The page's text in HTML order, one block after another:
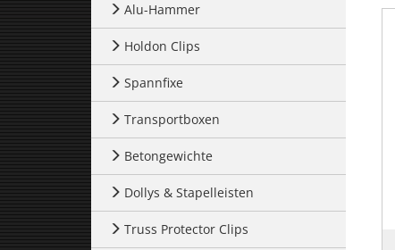
Alu-Hammer
Holdon Clips
Spannfixe
Transportboxen
Betongewichte
Dollys & Stapelleisten
Truss Protector Clips